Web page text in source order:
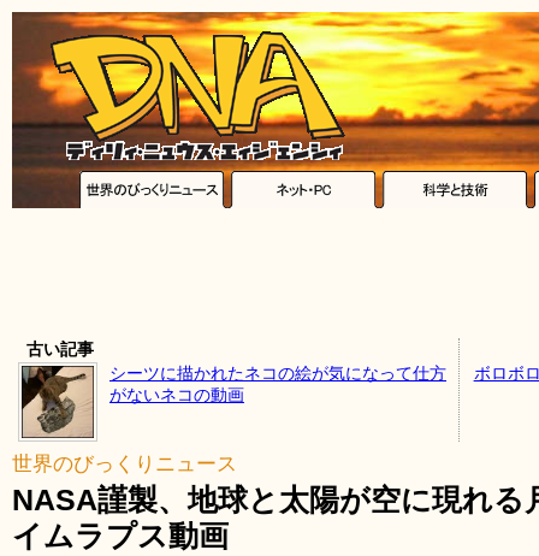
古い記事
シーツに描かれたネコの絵が気になって仕方
がないネコの動画
ボロボ
世界のびっくりニュース
NASA謹製、地球と太陽が空に現れ
イムラプス動画